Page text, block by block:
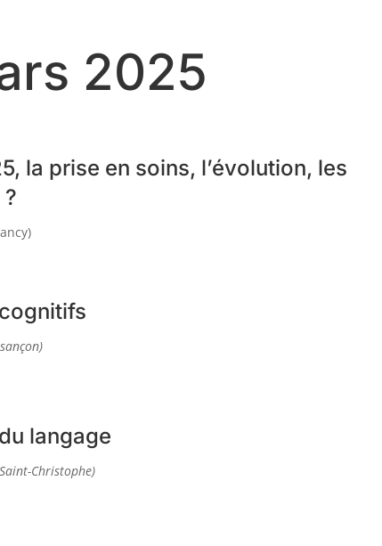
2025
la prise en soins, l’évolution, les
langage
Christophe)